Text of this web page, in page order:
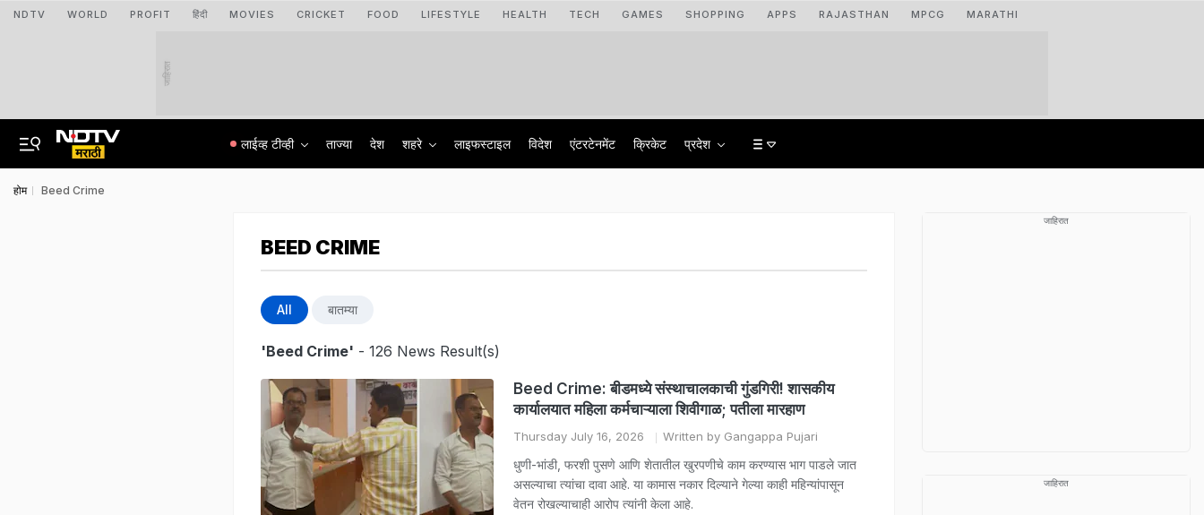
NDTV WORLD PROFIT हिंदी MOVIES CRICKET FOOD LIFESTYLE HEALTH TECH GAMES SHOPPING APPS RAJASTHAN MPCG MARATHI
जाहिरात
लाईव्ह टीव्ही ताज्या देश शहरे लाइफस्टाइल विदेश एंटरटेनमेंट क्रिकेट प्रदेश
होम Beed Crime
BEED CRIME
All बातम्या
'Beed Crime' - 126 News Result(s)
Beed Crime: बीडमध्ये संस्थाचालकाची गुंडगिरी! शासकीय
कार्यालयात महिला कर्मचाऱ्याला शिवीगाळ; पतीला मारहाण
Thursday July 16, 2026 Written by Gangappa Pujari
धुणी-भांडी, फरशी पुसणे आणि शेतातील खुरपणीचे काम करण्यास भाग पाडले जात
असल्याचा त्यांचा दावा आहे. या कामास नकार दिल्याने गेल्या काही महिन्यांपासून
वेतन रोखल्याचाही आरोप त्यांनी केला आहे.
जाहिरात
जाहिरात